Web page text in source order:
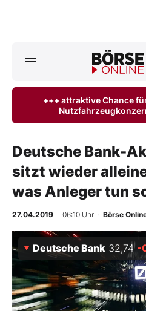
ktuelle Ausgabe
Finanz-Check
Abo & Shop
BO-Musterdepots
Experten
Mein B:O
+++ attraktive Chance
Deutsche Bank-
sitzt wieder
was Anleger tun
27.04.2019 · 06:10 Uhr · Börse
Deutsche Bank 32,74 -